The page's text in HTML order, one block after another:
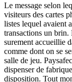
Le message selon
visiteurs des cartes
listes lequel avaient
transactions un brin.
surement accueillie
comme dont on se
salle de jeu.
dispenser de
disposition. Tout